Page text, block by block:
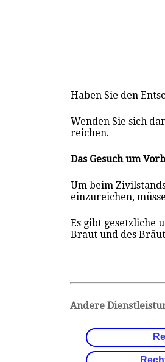
Haben Sie den
Wenden Sie sich
reichen.
Das Gesuch um
Um beim
einzureichen,
Es gibt gesetzliche
Braut und des
Andere